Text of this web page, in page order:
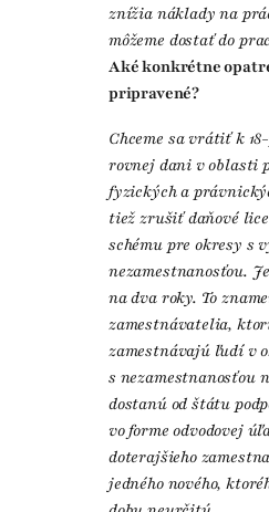
znížia náklady na
môžeme dostať do
Aké konkrétne
pripravené?
Chceme sa vrátiť k
rovnej dani v oblasti
fyzických a
tiež zrušiť daňové
schému pre okresy s
nezamestnanosťou. Je
na dva roky. To
zamestnávatelia,
zamestnávajú ľudí v
s nezamestnanosťou
dostanú od štátu
vo forme odvodovej
doterajšieho
jedného nového,